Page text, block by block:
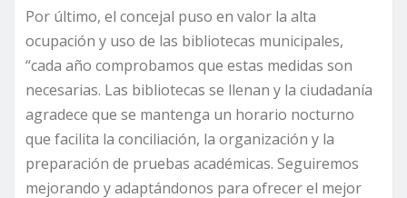
Por último, el concejal puso en valor la alta
ocupación y uso de las bibliotecas municipales,
“cada año comprobamos que estas medidas son
necesarias. Las bibliotecas se llenan y la ciudadanía
agradece que se mantenga un horario nocturno
que facilita la conciliación, la organización y la
preparación de pruebas académicas. Seguiremos
mejorando y adaptándonos para ofrecer el mejor